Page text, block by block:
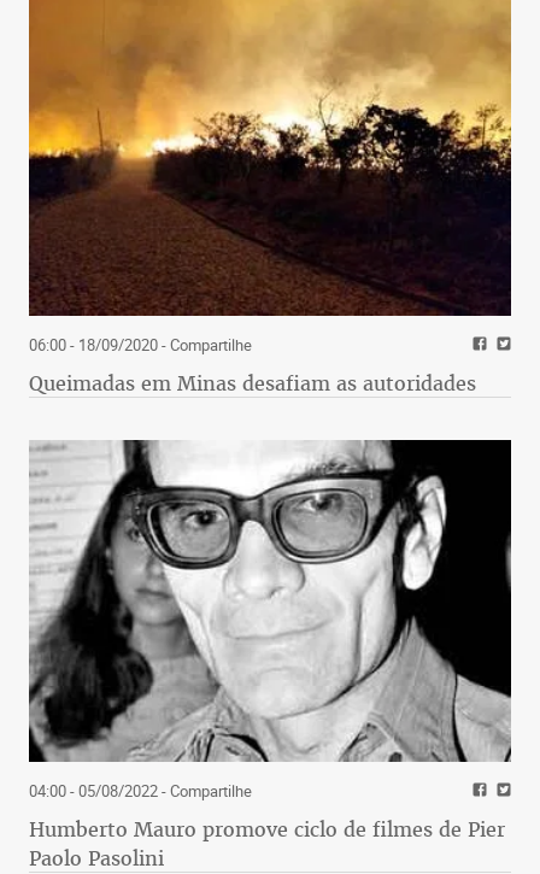
06:00 - 18/09/2020- Compartilhe
Queimadas em Minas desafiam as autoridades
04:00 - 05/08/2022- Compartilhe
Humberto Mauro promove ciclo de filmes de Pier
Paolo Pasolini